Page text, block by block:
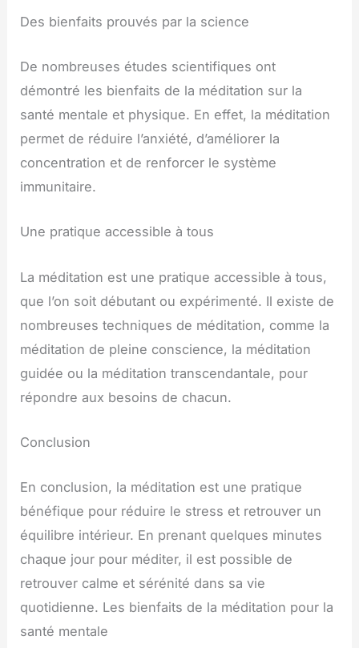
Des bienfaits prouvés par la science
De nombreuses études scientifiques ont
démontré les bienfaits de la méditation sur la
santé mentale et physique. En effet, la méditation
permet de réduire l’anxiété, d’améliorer la
concentration et de renforcer le système
immunitaire.
Une pratique accessible à tous
La méditation est une pratique accessible à tous,
que l’on soit débutant ou expérimenté. Il existe de
nombreuses techniques de méditation, comme la
méditation de pleine conscience, la méditation
guidée ou la méditation transcendantale, pour
répondre aux besoins de chacun.
Conclusion
En conclusion, la méditation est une pratique
bénéfique pour réduire le stress et retrouver un
équilibre intérieur. En prenant quelques minutes
chaque jour pour méditer, il est possible de
retrouver calme et sérénité dans sa vie
quotidienne. Les bienfaits de la méditation pour la
santé mentale